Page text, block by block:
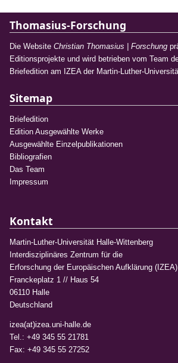
Thomasius-Forschung
Die Website Christian Thomasius | Forschung
Editionsprojekte und wird betrieben vom Team
Briefedition am IZEA der Martin-Luther-
Sitemap
Briefedition
Edition Ausgewählte Werke
Ausgewählte Einzelpublikationen
Bibliografien
Das Team
Impressum
Kontakt
Martin-Luther-Universität Halle-Wittenberg
Interdisziplinäres Zentrum für die
Erforschung der Europäischen Aufklärung (IZEA)
Franckeplatz 1 // Haus 54
06110 Halle
Deutschland
izea(at)izea.uni-halle.de
Tel.: +49 345 55 21781
Fax: +49 345 55 27252